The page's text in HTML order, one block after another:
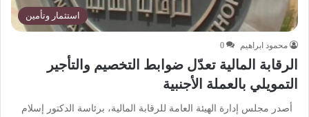
استثمار وتأمين
محمود ابراهيم 0
الرقابة المالية تعدّل ضوابط التخصيم والتأجير
التمويلي بالعملة الأجنبية
أصدر مجلس إدارة الهيئة العامة للرقابة المالية، برئاسة الدكتور إسلام